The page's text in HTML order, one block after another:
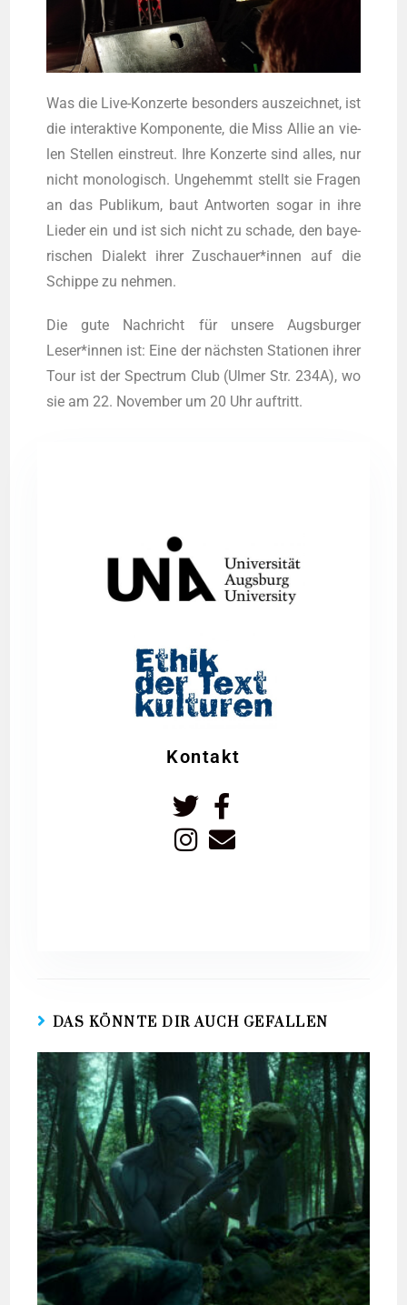
Was die Live-Kon­zer­te beson­ders aus­zeich­net, ist
die inter­ak­ti­ve Kom­po­nen­te, die Miss Allie an vie­
len Stel­len ein­streut. Ihre Kon­zer­te sind alles, nur
nicht mono­lo­gisch. Unge­hemmt stellt sie Fra­gen
an das Publi­kum, baut Ant­wor­ten sogar in ihre
Lie­der ein und ist sich nicht zu scha­de, den baye­
ri­schen Dia­lekt ihrer Zuschauer*innen auf die
Schip­pe zu nehmen.
Die gute Nach­richt für unse­re Augs­bur­ger
Leser*innen ist: Eine der nächs­ten Sta­tio­nen ihrer
Tour ist der Spec­trum Club (Ulmer Str. 234A), wo
sie am 22. Novem­ber um 20 Uhr auftritt.
Kontakt
DAS KÖNNTE DIR AUCH GEFALLEN